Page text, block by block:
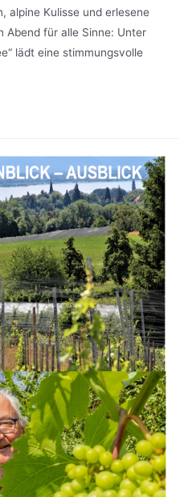
alpine Kulisse und erlesene
Abend für alle Sinne: Unter
lädt eine stimmungsvolle